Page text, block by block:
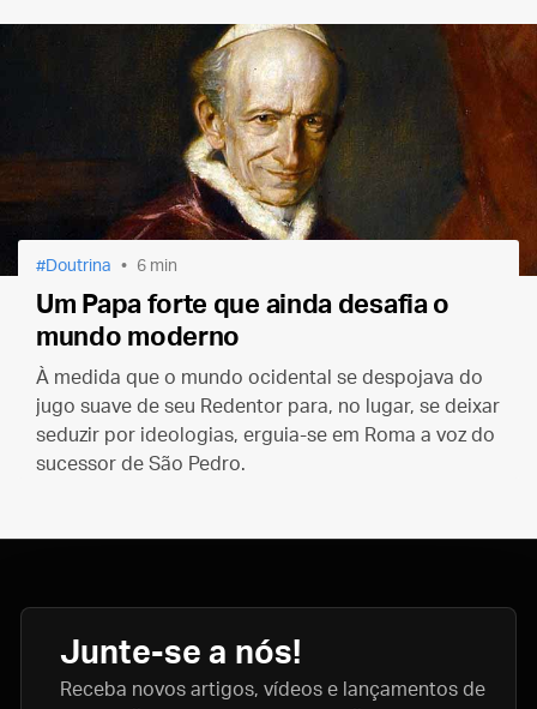
Doutrina 6 min
Um Papa forte que ainda desafia o
mundo moderno
À medida que o mundo ocidental se despojava do
jugo suave de seu Redentor para, no lugar, se deixar
seduzir por ideologias, erguia-se em Roma a voz do
sucessor de São Pedro.
Junte-se a nós!
Receba novos artigos, vídeos e lançamentos de